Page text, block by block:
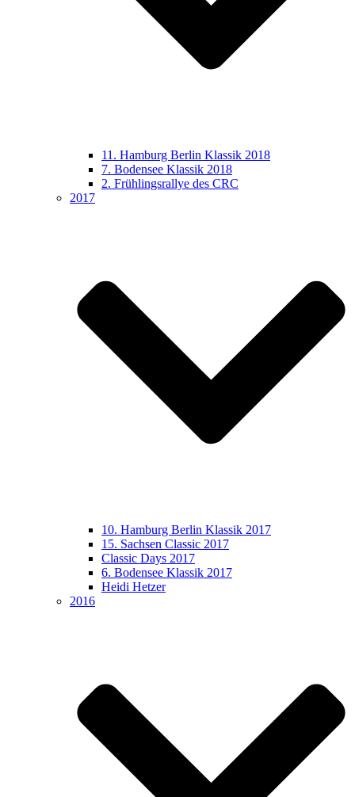
11. Hamburg Berlin Klassik 2018
7. Bodensee Klassik 2018
2. Frühlingsrallye des CRC
2017
10. Hamburg Berlin Klassik 2017
15. Sachsen Classic 2017
Classic Days 2017
6. Bodensee Klassik 2017
Heidi Hetzer
2016